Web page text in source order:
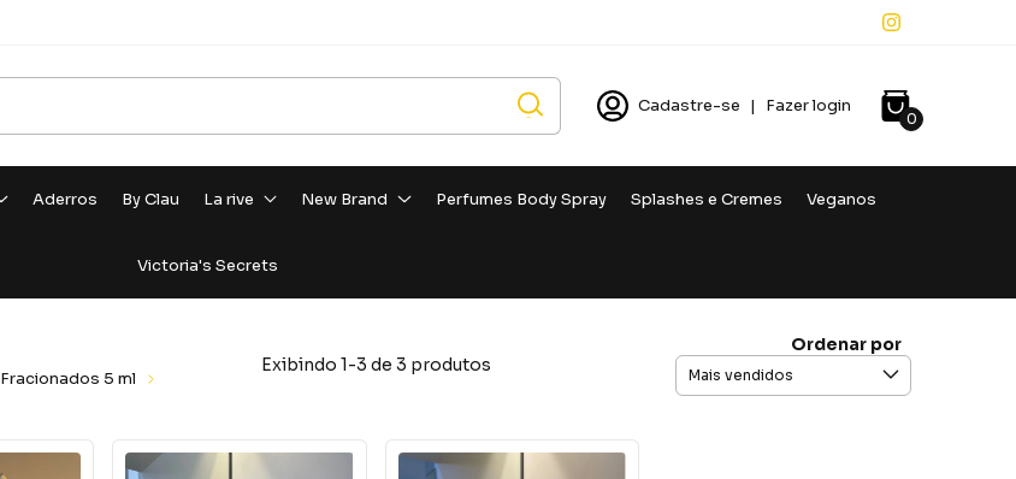
Cadastre-se | Fazer login
0
Aderros By Clau La rive New Brand Perfumes Body Spray Splashes e Cremes Veganos
Victoria's Secrets
Fracionados 5 ml
Exibindo 1-3 de 3 produtos
Ordenar por